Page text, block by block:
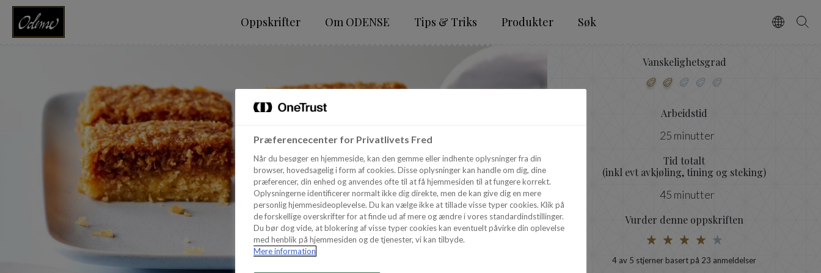
Oppskrifter Om ODENSE Tips & Triks Produkter Søk VælgSøg
Vanskelighetsgrad
Arbeidstid
25 minutter
Tid totalt
(inkl evt avkjøling, tining og steking)
45 minutter
Vurder denne oppskriften
4 av 5 stjerner basert på 23 anmeldelser
Præferencecenter for Privatlivets Fred
Når du besøger en hjemmeside, kan den gemme eller indhente oplysninger fra din
browser, hovedsagelig i form af cookies. Disse oplysninger kan handle om dig, dine
præferencer, din enhed og anvendes ofte til at få hjemmesiden til at fungere korrekt.
Oplysningerne identificerer normalt ikke dig direkte, men de kan give dig en mere
personlig hjemmesideoplevelse. Du kan vælge ikke at tillade visse typer cookies. Klik på
de forskellige overskrifter for at finde ud af mere og ændre i vores standardindstillinger.
Du bør dog vide, at blokering af visse typer cookies kan eventuelt påvirke din oplevelse
med henblik på hjemmesiden og de tjenester, vi kan tilbyde.
Mere information